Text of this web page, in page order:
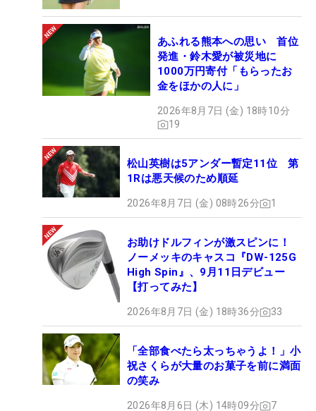
あふれる熊本への思い 首位
発進・鈴木愛が被災地に
1000万円寄付「もらったお
金をほかの人に」
2026年8月7日 (金) 18時10分
19
松山英樹は5アンダー暫定11位 第
1Rは悪天候のため順延
2026年8月7日 (金) 08時26分 1
お助けドルフィンが激スピンに！
ノーメッキのキャスコ『DW-125G
High Spin』、9月11日デビュー
【打ってみた】
2026年8月7日 (金) 18時36分 33
「全部食べたら太っちゃうよ！」小
祝さくらが大量のお菓子を前に満面
の笑み
2026年8月6日 (木) 14時09分 7